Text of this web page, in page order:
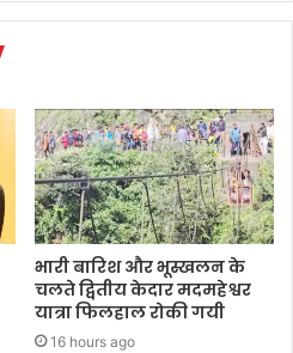
भारी बारिश और भूस्खलन के
चलते द्वितीय केदार मदमहेश्वर
यात्रा फिलहाल रोकी गयी
16 hours ago